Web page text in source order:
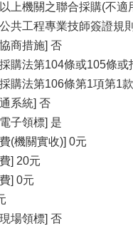
上機關之聯合採購(不
共工程專業技師簽證規
商措施] 否
購法第104條或105條
購法第106條第1項第1
系統] 否
子領標] 是
(機關實收)] 0元
] 20元
] 0元
場領標] 否